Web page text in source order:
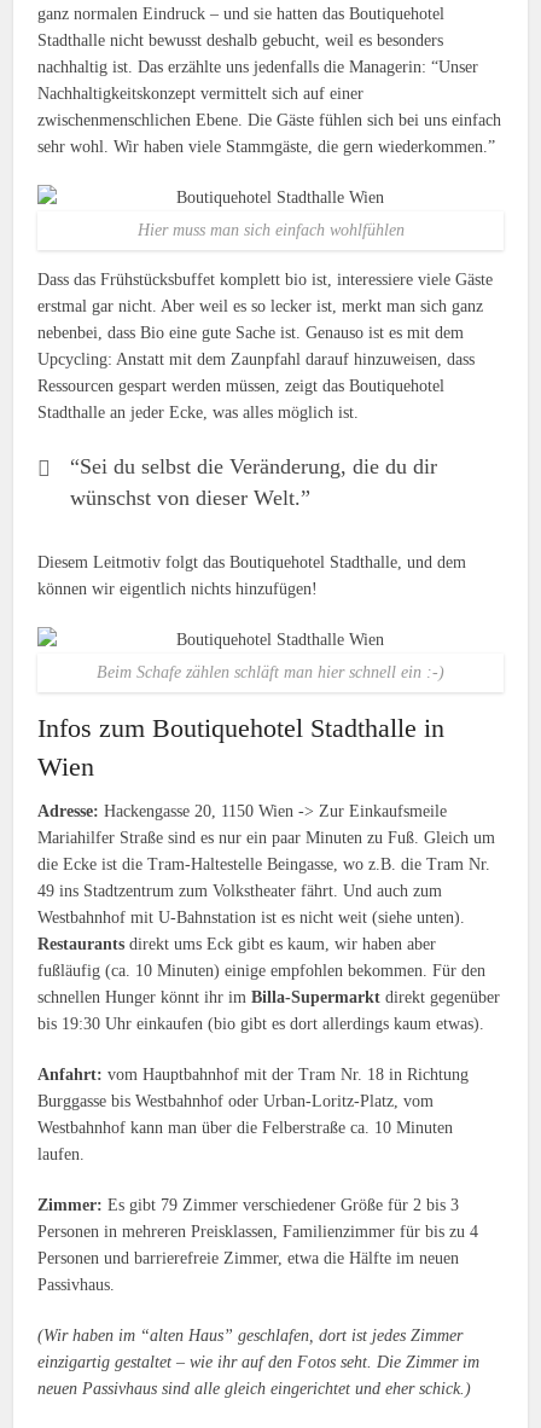
ganz normalen Eindruck – und sie hatten das Boutiquehotel
Stadthalle nicht bewusst deshalb gebucht, weil es besonders
nachhaltig ist. Das erzählte uns jedenfalls die Managerin: “Unser
Nachhaltigkeitskonzept vermittelt sich auf einer
zwischenmenschlichen Ebene. Die Gäste fühlen sich bei uns einfach
sehr wohl. Wir haben viele Stammgäste, die gern wiederkommen.”
Hier muss man sich einfach wohlfühlen
Dass das Frühstücksbuffet komplett bio ist, interessiere viele Gäste
erstmal gar nicht. Aber weil es so lecker ist, merkt man sich ganz
nebenbei, dass Bio eine gute Sache ist. Genauso ist es mit dem
Upcycling: Anstatt mit dem Zaunpfahl darauf hinzuweisen, dass
Ressourcen gespart werden müssen, zeigt das Boutiquehotel
Stadthalle an jeder Ecke, was alles möglich ist.
“Sei du selbst die Veränderung, die du dir
wünschst von dieser Welt.”
Diesem Leitmotiv folgt das Boutiquehotel Stadthalle, und dem
können wir eigentlich nichts hinzufügen!
Beim Schafe zählen schläft man hier schnell ein :-)
Infos zum Boutiquehotel Stadthalle in
Wien
Adresse: Hackengasse 20, 1150 Wien -> Zur Einkaufsmeile
Mariahilfer Straße sind es nur ein paar Minuten zu Fuß. Gleich um
die Ecke ist die Tram-Haltestelle Beingasse, wo z.B. die Tram Nr.
49 ins Stadtzentrum zum Volkstheater fährt. Und auch zum
Westbahnhof mit U-Bahnstation ist es nicht weit (siehe unten).
Restaurants direkt ums Eck gibt es kaum, wir haben aber
fußläufig (ca. 10 Minuten) einige empfohlen bekommen. Für den
schnellen Hunger könnt ihr imBilla-Supermarkt direkt gegenüber
bis 19:30 Uhr einkaufen (bio gibt es dort allerdings kaum etwas).
Anfahrt: vom Hauptbahnhof mit der Tram Nr. 18 in Richtung
Burggasse bis Westbahnhof oder Urban-Loritz-Platz, vom
Westbahnhof kann man über die Felberstraße ca. 10 Minuten
laufen.
Zimmer: Es gibt 79 Zimmer verschiedener Größe für 2 bis 3
Personen in mehreren Preisklassen, Familienzimmer für bis zu 4
Personen und barrierefreie Zimmer, etwa die Hälfte im neuen
Passivhaus.
(Wir haben im “alten Haus” geschlafen, dort ist jedes Zimmer
einzigartig gestaltet – wie ihr auf den Fotos seht. Die Zimmer im
neuen Passivhaus sind alle gleich eingerichtet und eher schick.)